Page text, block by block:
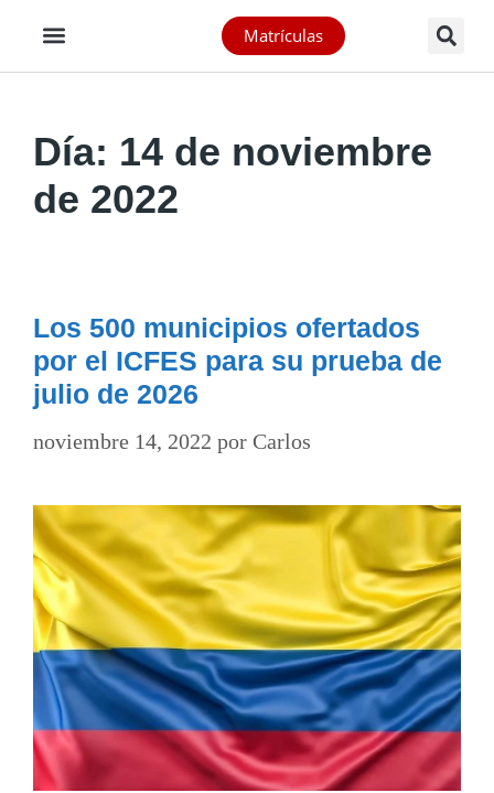
Matrículas
Día: 14 de noviembre
de 2022
Los 500 municipios ofertados
por el ICFES para su prueba de
julio de 2026
noviembre 14, 2022 por Carlos